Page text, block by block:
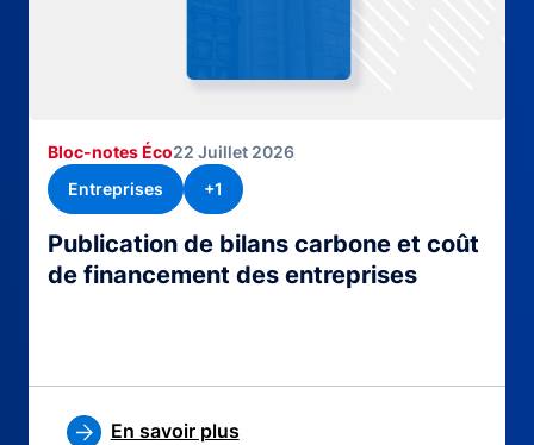
Publication de bilans carbone et coût
de financement des entreprises
Bloc-notes Éco22 Juillet 2026
Entreprises
+1
En savoir plus